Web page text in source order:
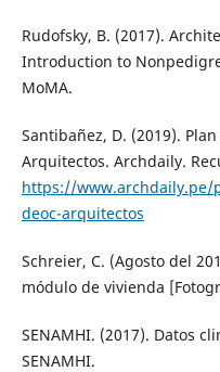
Rudofsky, B. (2017).
Introduction to
MoMA.
Santibañez, D. (2019).
Arquitectos. Archdaily.
https://www.archdaily.pe/
deoc-arquitectos
Schreier, C. (Agosto del
módulo de vivienda
SENAMHI. (2017). Datos
SENAMHI.